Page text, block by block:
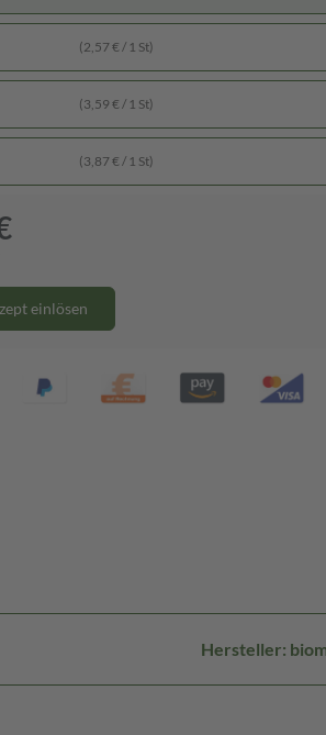
(2,57 € / 1 St)
(3,59 € / 1 St)
(3,87 € / 1 St)
einlösen
Hersteller: